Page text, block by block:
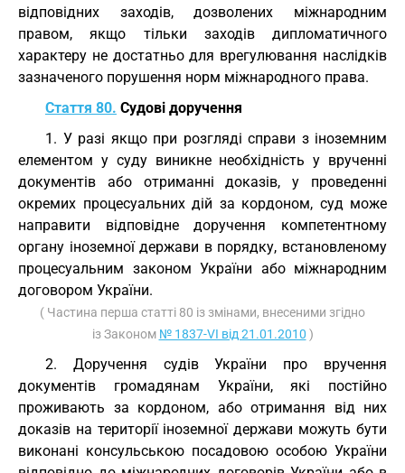
відповідних заходів, дозволених міжнародним
правом, якщо тільки заходів дипломатичного
характеру не достатньо для врегулювання наслідків
зазначеного порушення норм міжнародного права.
Стаття 80. Судові доручення
1. У разі якщо при розгляді справи з іноземним
елементом у суду виникне необхідність у врученні
документів або отриманні доказів, у проведенні
окремих процесуальних дій за кордоном, суд може
направити відповідне доручення компетентному
органу іноземної держави в порядку, встановленому
процесуальним законом України або міжнародним
договором України.
( Частина перша статті 80 із змінами, внесеними згідно
із Законом № 1837-VI від 21.01.2010 )
2. Доручення судів України про вручення
документів громадянам України, які постійно
проживають за кордоном, або отримання від них
доказів на території іноземної держави можуть бути
виконані консульською посадовою особою України